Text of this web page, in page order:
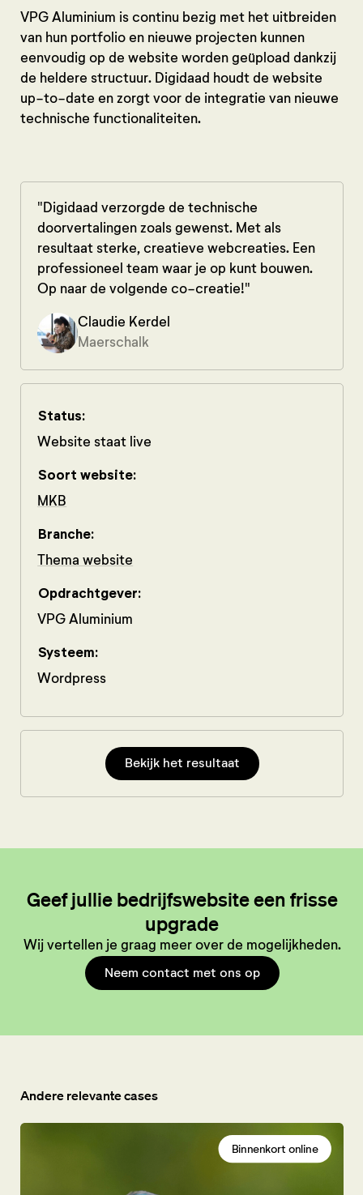
VPG Aluminium is continu bezig met het uitbreiden
van hun portfolio en nieuwe projecten kunnen
eenvoudig op de website worden geüpload dankzij
de heldere structuur. Digidaad houdt de website
up-to-date en zorgt voor de integratie van nieuwe
technische functionaliteiten.
"Digidaad verzorgde de technische
doorvertalingen zoals gewenst. Met als
resultaat sterke, creatieve webcreaties. Een
professioneel team waar je op kunt bouwen.
Op naar de volgende co-creatie!"
Claudie Kerdel
Maerschalk
Bekijk het resultaat
Status:
Website staat live
Soort website:
MKB
Branche:
Thema website
Opdrachtgever:
VPG Aluminium
Systeem:
Wordpress
Geef jullie bedrijfswebsite een frisse
upgrade
Wij vertellen je graag meer over de mogelijkheden.
Neem contact met ons op
Andere relevante cases